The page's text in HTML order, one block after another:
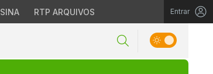
RTP ARQUIVOS Entrar